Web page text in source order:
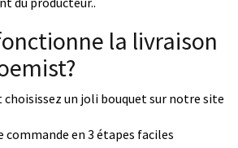
la livraison
choisissez un joli bouquet sur notre site
commande en 3 étapes faciles